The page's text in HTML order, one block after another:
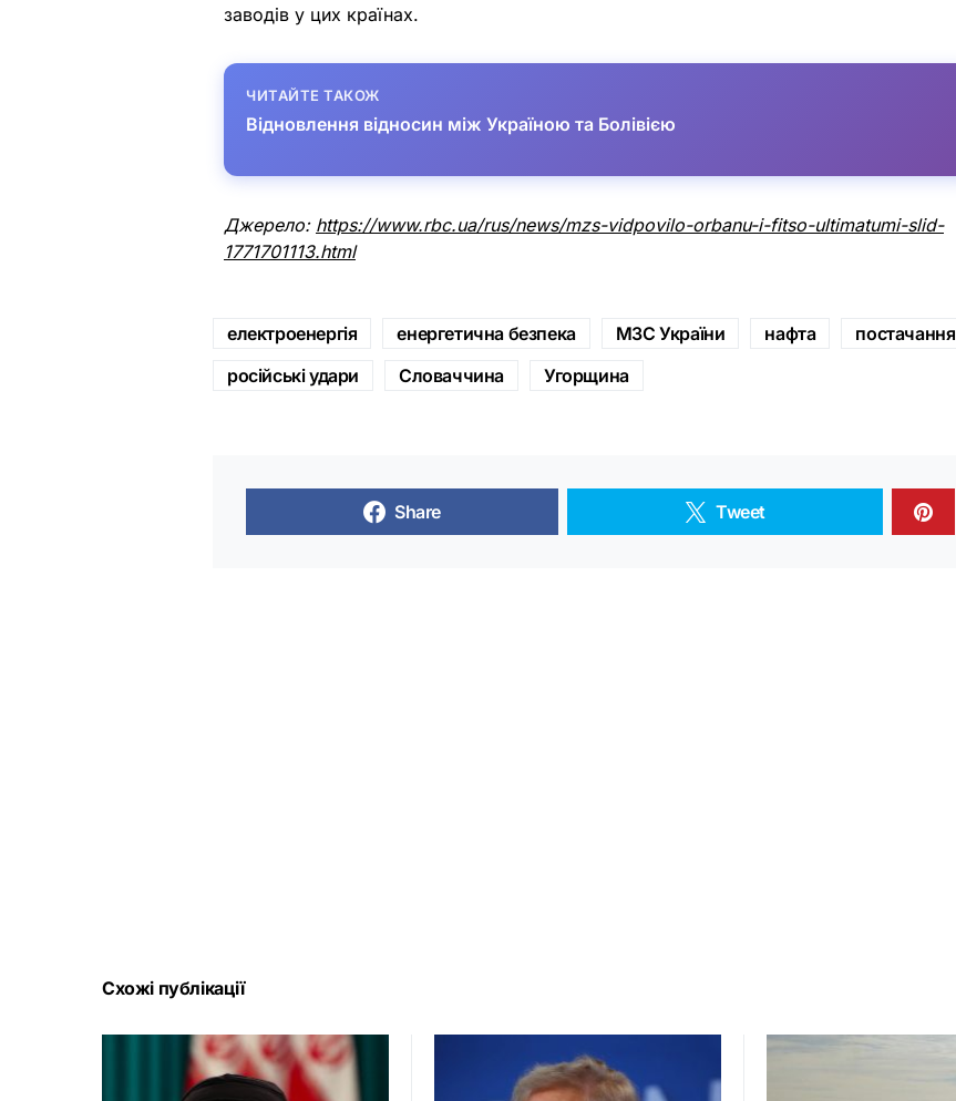
заводів у цих країнах.
ЧИТАЙТЕ ТАКОЖ
Відновлення відносин між Україною та Болівією
Джерело: https://www.rbc.ua/rus/news/mzs-vidpovilo-orbanu-i-fitso-ultimatumi-slid-
1771701113.html
електроенергія енергетична безпека МЗС України нафта
постачання
російські удари
Словаччина Угорщина
Share Tweet
Схожі публікації